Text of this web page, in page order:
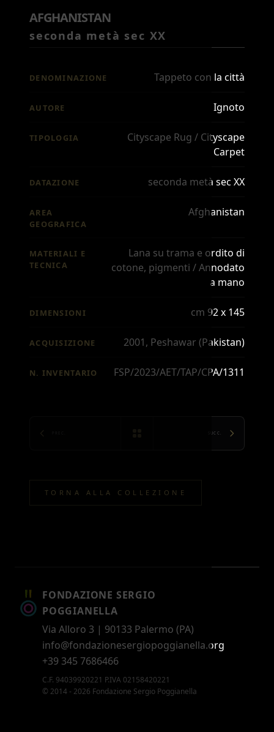
AFGHANISTAN
seconda metà sec XX
DENOMINAZIONE Tappeto con la città
AUTORE Ignoto
TIPOLOGIA
Cityscape Rug / Cityscape
Carpet
DATAZIONE seconda metà sec XX
AREA
GEOGRAFICA
Afghanistan
MATERIALI E
TECNICA
Lana su trama e ordito di
cotone, pigmenti / Annodato
a mano
DIMENSIONI cm 92 x 145
ACQUISIZIONE 2001, Peshawar (Pakistan)
N. INVENTARIO FSP/2023/AET/TAP/CPA/1311
SUCC.
TORNA ALLA COLLEZIONE
FONDAZIONE SERGIO
POGGIANELLA
Via Alloro 3 | 90133 Palermo (PA)
info@fondazionesergiopoggianella.org
+39 345 7686466
C.F. 94039920221 P.IVA 02158420221
© 2014 - 2026 Fondazione Sergio Poggianella